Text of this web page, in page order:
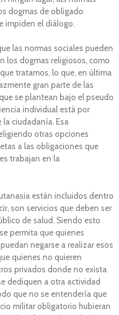
dogmas de obligado
impiden el diálogo.
las normas sociales pueden
los dogmas religiosos, como
tratamos, lo que, en última
gran parte de las
se plantean bajo el pseudo
individual está por
ciudadanía. Esa
otras opciones
a las obligaciones que
trabajan en la
están incluidos dentro
son servicios que deben ser
de salud. Siendo esto
permita que quienes
negarse a realizar esos
quienes no quieren
privados donde no exista
dediquen a otra actividad
que no se entendería que
militar obligatorio hubieran